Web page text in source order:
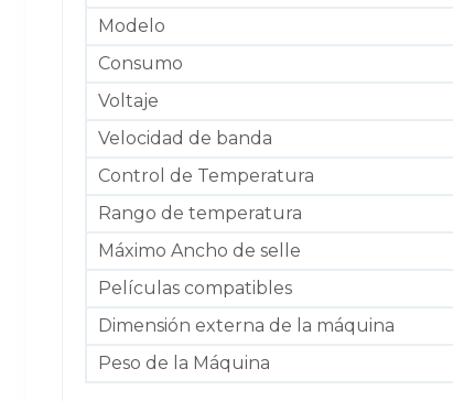
Modelo
Consumo
Voltaje
Velocidad de banda
Control de Temperatura
Rango de temperatura
Máximo Ancho de selle
Películas compatibles
Dimensión externa de la máquina
Peso de la Máquina